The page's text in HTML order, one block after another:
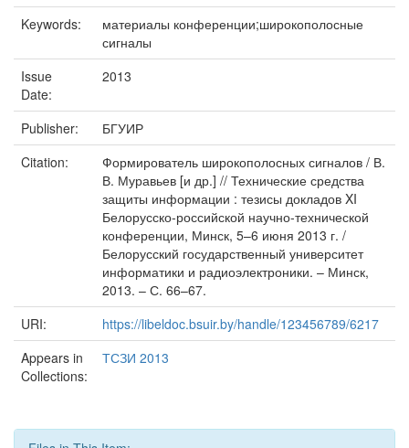
Keywords:
материалы конференции;широкополосные
сигналы
Issue
Date:
2013
Publisher:
БГУИР
Citation:
Формирователь широкополосных сигналов / В.
В. Муравьев [и др.] // Технические средства
защиты информации : тезисы докладов XI
Белорусско-российской научно-технической
конференции, Минск, 5–6 июня 2013 г. /
Белорусский государственный университет
информатики и радиоэлектроники. – Минск,
2013. – С. 66–67.
URI:
https://libeldoc.bsuir.by/handle/123456789/6217
Appears in
Collections:
ТСЗИ 2013